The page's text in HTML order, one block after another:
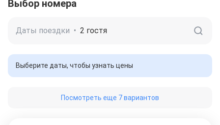
Выбор номера
Даты поездки • 2 гостя
Выберите даты, чтобы узнать цены
Посмотреть еще 7 вариантов